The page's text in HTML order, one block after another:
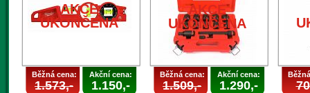
AKCE
UKONČENA
Běžná cena:
1.573,-
Akční cena:
1.150,-
AKCE
UKONČENA
Běžná cena:
1.509,-
Akční cena:
1.290,-